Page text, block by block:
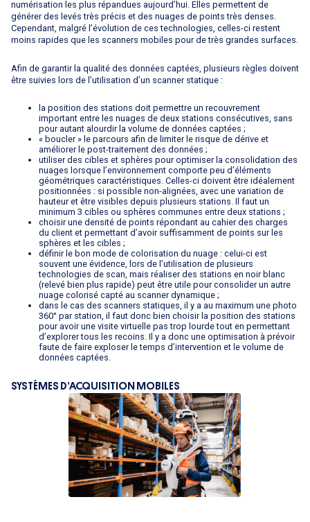
numérisation les plus répandues aujourd’hui. Elles permettent de
générer des levés très précis et des nuages de points très denses.
Cependant, malgré l’évolution de ces technologies, celles-ci restent
moins rapides que les scanners mobiles pour de très grandes surfaces.
Afin de garantir la qualité des données captées, plusieurs règles doivent
être suivies lors de l’utilisation d’un scanner statique :
la position des stations doit permettre un recouvrement
important entre les nuages de deux stations consécutives, sans
pour autant alourdir la volume de données captées ;
« boucler » le parcours afin de limiter le risque de dérive et
améliorer le post-traitement des données ;
utiliser des cibles et sphères pour optimiser la consolidation des
nuages lorsque l’environnement comporte peu d’éléments
géométriques caractéristiques. Celles-ci doivent être idéalement
positionnées : si possible non-alignées, avec une variation de
hauteur et être visibles depuis plusieurs stations. Il faut un
minimum 3 cibles ou sphères communes entre deux stations ;
choisir une densité de points répondant au cahier des charges
du client et permettant d’avoir suffisamment de points sur les
sphères et les cibles ;
définir le bon mode de colorisation du nuage : celui-ci est
souvent une évidence, lors de l’utilisation de plusieurs
technologies de scan, mais réaliser des stations en noir blanc
(relevé bien plus rapide) peut être utile pour consolider un autre
nuage colorisé capté au scanner dynamique ;
dans le cas des scanners statiques, il y a au maximum une photo
360° par station, il faut donc bien choisir la position des stations
pour avoir une visite virtuelle pas trop lourde tout en permettant
d’explorer tous les recoins. Il y a donc une optimisation à prévoir
faute de faire exploser le temps d’intervention et le volume de
données captées.
SYSTÈMES D’ACQUISITION MOBILES